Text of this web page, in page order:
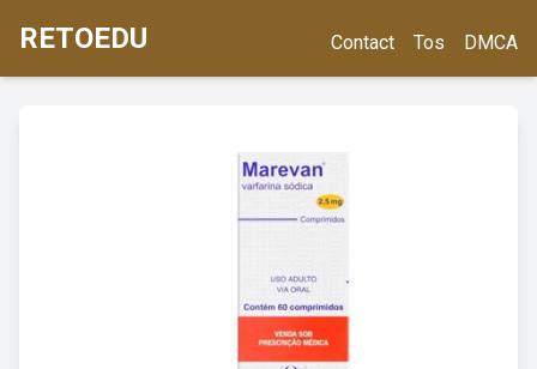
RETOEDU Contact Tos DMCA